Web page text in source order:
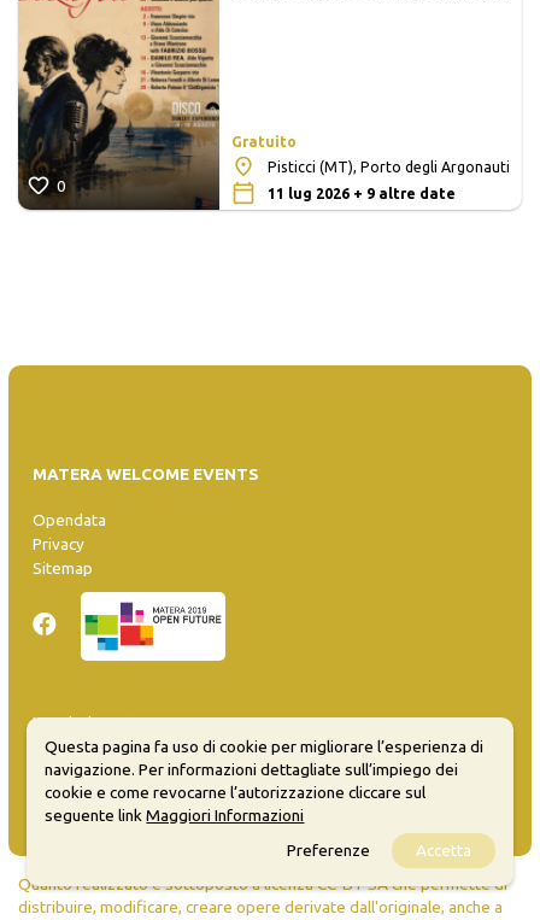
0
Gratuito
Pisticci (MT), Porto degli Argonauti
11 lug 2026 + 9 altre date
MATERA WELCOME EVENTS
Opendata
Privacy
Sitemap
Inserisci evento
Guida
FAQ
info@materaevents.it
Quanto realizzato è sottoposto a licenza CC-BY-SA che permette di
distribuire, modificare, creare opere derivate dall'originale, anche a
Questa pagina fa uso di cookie per migliorare l’esperienza di
navigazione. Per informazioni dettagliate sull’impiego dei
cookie e come revocarne l’autorizzazione cliccare sul
seguente linkMaggiori Informazioni
Preferenze
Accetta